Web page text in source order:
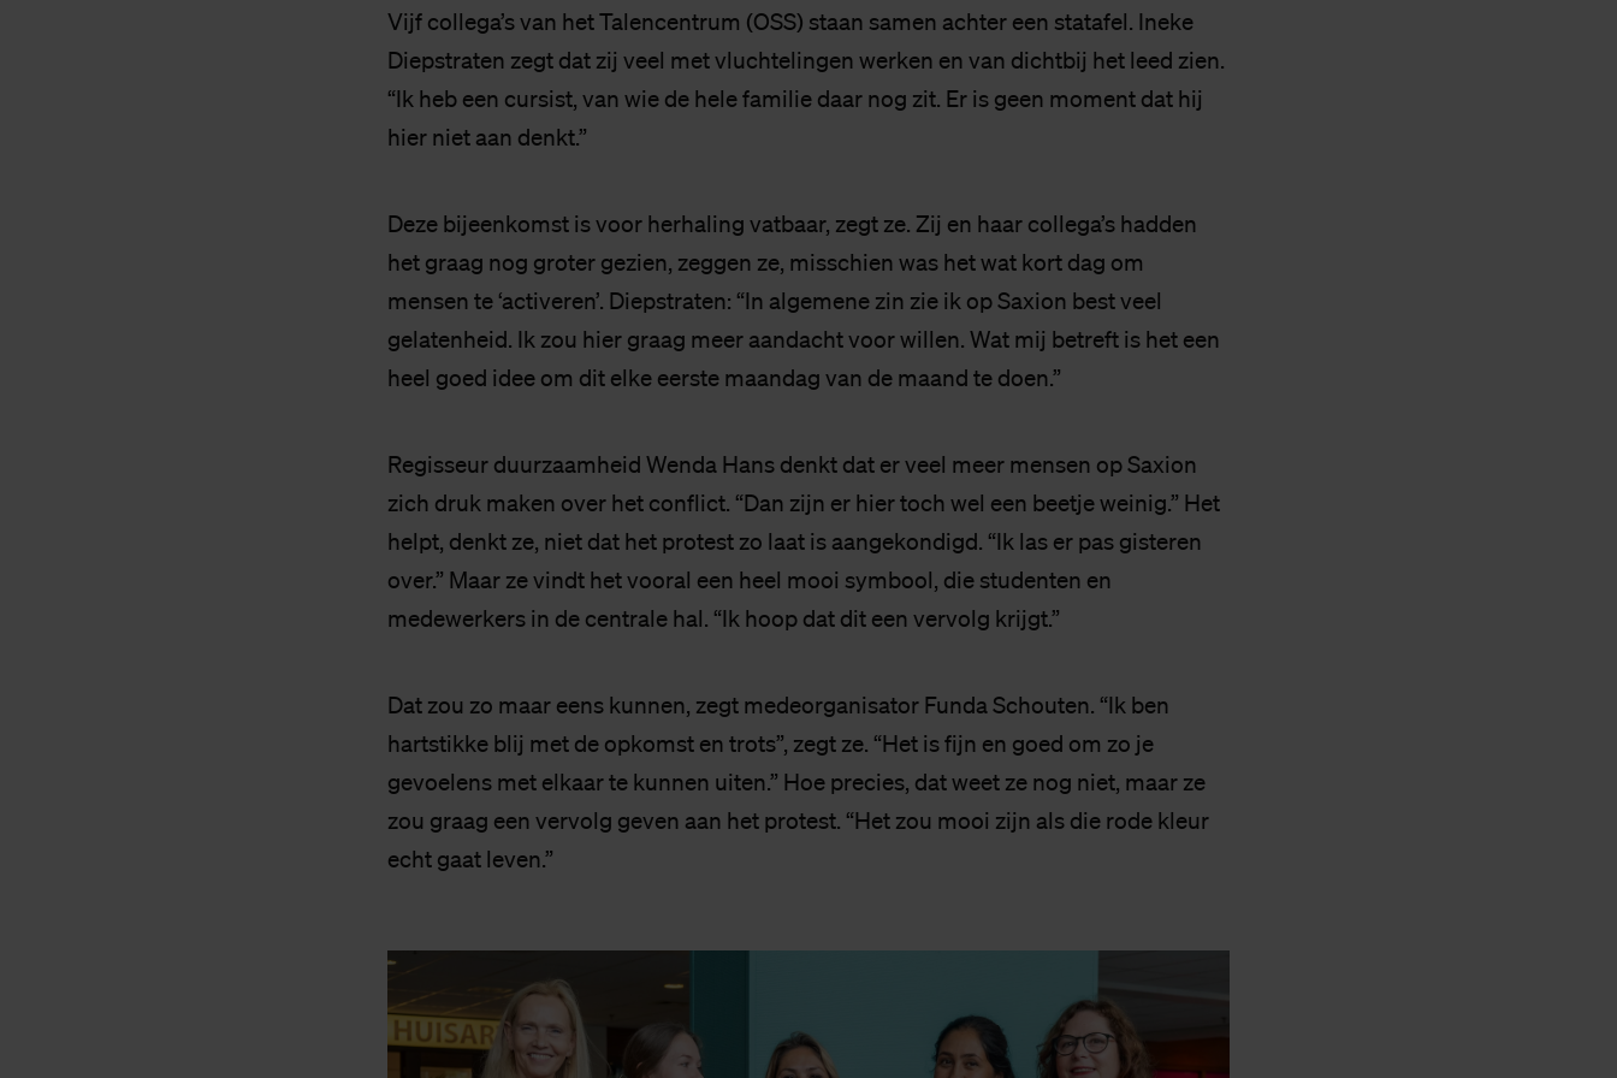
Vijf collega’s van het Talencentrum (OSS) staan samen achter een statafel. Ineke
Diepstraten zegt dat zij veel met vluchtelingen werken en van dichtbij het leed zien.
“Ik heb een cursist, van wie de hele familie daar nog zit. Er is geen moment dat hij
hier niet aan denkt.”
Deze bijeenkomst is voor herhaling vatbaar, zegt ze. Zij en haar collega’s hadden
het graag nog groter gezien, zeggen ze, misschien was het wat kort dag om
mensen te ‘activeren’. Diepstraten: “In algemene zin zie ik op Saxion best veel
gelatenheid. Ik zou hier graag meer aandacht voor willen. Wat mij betreft is het een
heel goed idee om dit elke eerste maandag van de maand te doen.”
Regisseur duurzaamheid Wenda Hans denkt dat er veel meer mensen op Saxion
zich druk maken over het conflict. “Dan zijn er hier toch wel een beetje weinig.” Het
helpt, denkt ze, niet dat het protest zo laat is aangekondigd. “Ik las er pas gisteren
over.” Maar ze vindt het vooral een heel mooi symbool, die studenten en
medewerkers in de centrale hal. “Ik hoop dat dit een vervolg krijgt.”
Dat zou zo maar eens kunnen, zegt medeorganisator Funda Schouten. “Ik ben
hartstikke blij met de opkomst en trots”, zegt ze. “Het is fijn en goed om zo je
gevoelens met elkaar te kunnen uiten.” Hoe precies, dat weet ze nog niet, maar ze
zou graag een vervolg geven aan het protest. “Het zou mooi zijn als die rode kleur
echt gaat leven.”